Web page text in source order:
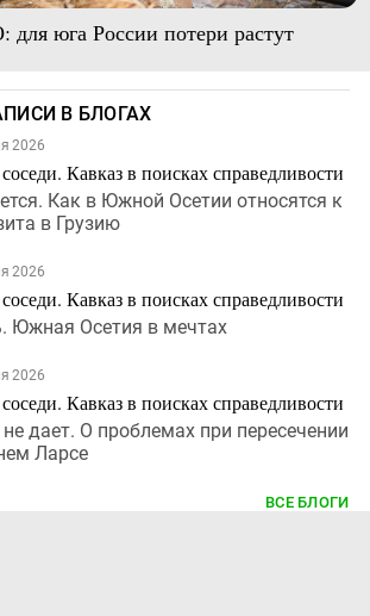
юга России потери растут
В БЛОГАХ
2026
Кавказ в поисках справедливости
Как в Южной Осетии относятся к
в Грузию
2026
Кавказ в поисках справедливости
Южная Осетия в мечтах
2026
Кавказ в поисках справедливости
дает. О проблемах при пересечении
Ларсе
ВСЕ БЛОГИ